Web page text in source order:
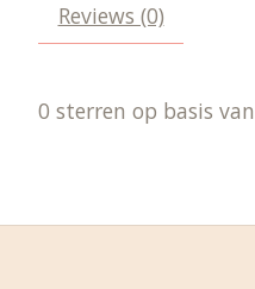
Reviews (0)
0 sterren op basis van